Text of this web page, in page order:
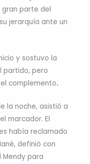
parte del
jerarquía ante un
y sostuvo la
partido, pero
complemento.
la noche, asistió a
marcador. El
había reclamado
definió con
Mendy para